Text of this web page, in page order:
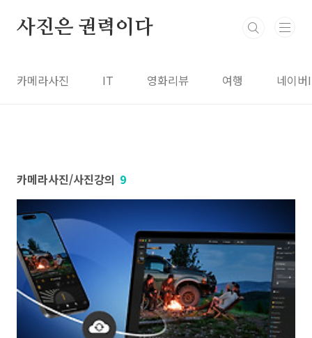
사진은 권력이다
카메라사진 IT 영화리뷰 여행 네이
카메라사진/사진강의 9